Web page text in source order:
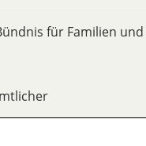
für Familien und